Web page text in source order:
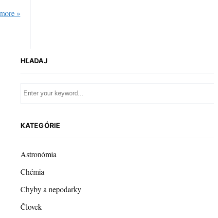
»
HĽADAJ
KATEGÓRIE
Astronómia
Chémia
Chyby a nepodarky
Človek